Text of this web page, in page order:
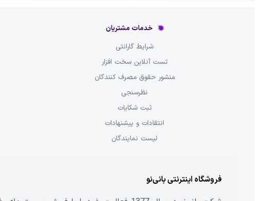
خدمات مشتریان
شرایط گارانتی
تست آنلاین سخت افزار
منشور حقوق مصرف کنندگان
نظرسنجی
ثبت شکایات
انتقادات و پیشنهادات
لیست نمایندگان
فروشگاه اینترنتی بانی‌نو